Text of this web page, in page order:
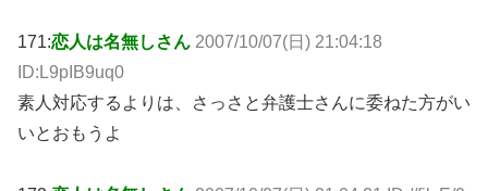
171:恋人は名無しさん 2007/10/07(日) 21:04:18
ID:L9pIB9uq0
素人対応するよりは、さっさと弁護士さんに委ねた方がい
いとおもうよ